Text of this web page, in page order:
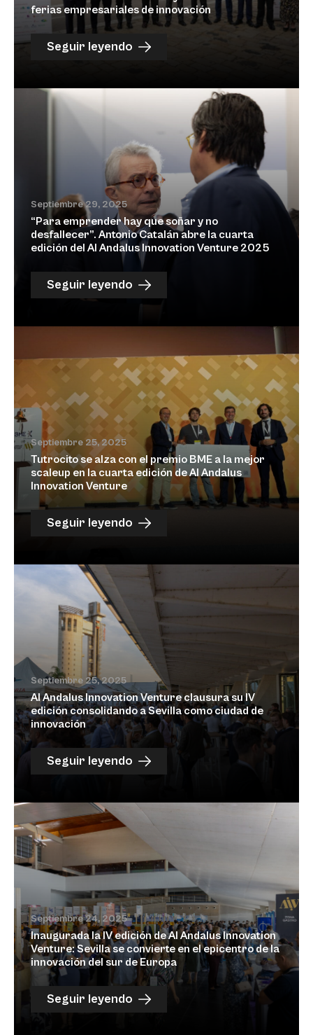
ferias empresariales de innovación
Seguir leyendo
Septiembre 29, 2025
“Para emprender hay que soñar y no
desfallecer”. Antonio Catalán abre la cuarta
edición del Al Andalus Innovation Venture 2025
Seguir leyendo
Septiembre 25, 2025
Tutrocito se alza con el premio BME a la mejor
scaleup en la cuarta edición de Al Andalus
Innovation Venture
Seguir leyendo
Septiembre 25, 2025
Al Andalus Innovation Venture clausura su IV
edición consolidando a Sevilla como ciudad de
innovación
Seguir leyendo
Septiembre 24, 2025
Inaugurada la IV edición de Al Andalus Innovation
Venture: Sevilla se convierte en el epicentro de la
innovación del sur de Europa
Seguir leyendo